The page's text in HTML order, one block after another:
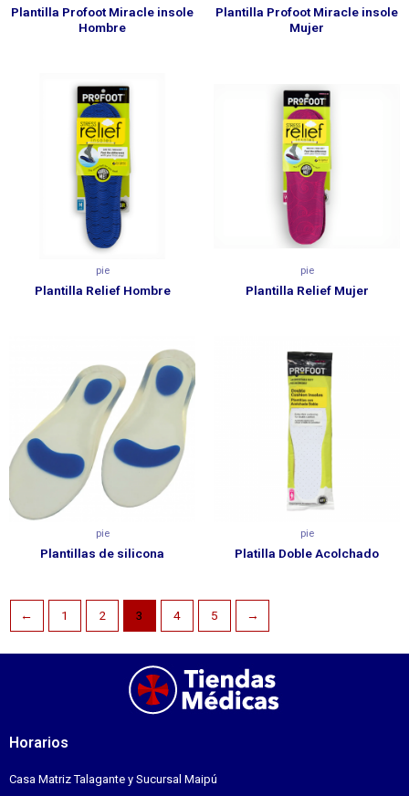
Plantilla Profoot Miracle insole
Hombre
Plantilla Profoot Miracle insole
Mujer
pie
Plantilla Relief Hombre
pie
Plantilla Relief Mujer
pie
Plantillas de silicona
pie
Platilla Doble Acolchado
← 1 2 3 4 5 →
Horarios
Casa Matriz Talagante y Sucursal Maipú